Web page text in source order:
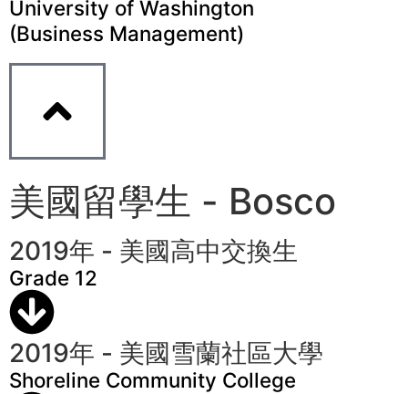
University of Washington
(Business Management)
美國留學生 - Bosco
2019年 - 美國高中交換生
Grade 12
2019年 - 美國雪蘭社區大學
Shoreline Community College